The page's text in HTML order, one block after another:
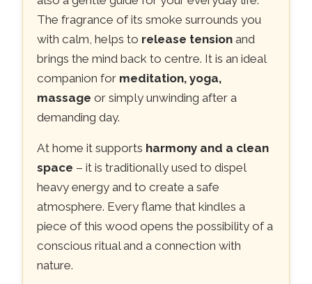
The fragrance of its smoke surrounds you
with calm, helps to release tension and
brings the mind back to centre. It is an ideal
companion for meditation, yoga,
massage or simply unwinding after a
demanding day.
At home it supports harmony and a clean
space – it is traditionally used to dispel
heavy energy and to create a safe
atmosphere. Every flame that kindles a
piece of this wood opens the possibility of a
conscious ritual and a connection with
nature.